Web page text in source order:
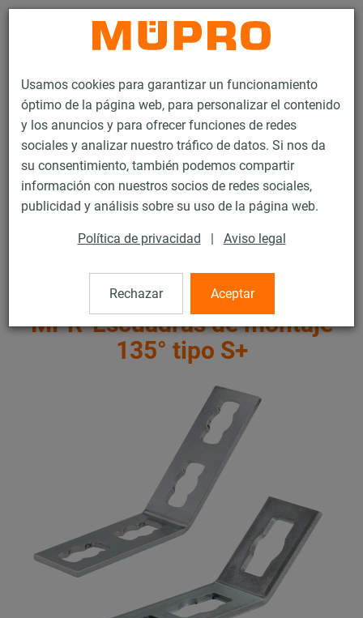
Usamos cookies para garantizar un funcionamiento
óptimo de la página web, para personalizar el contenido
y los anuncios y para ofrecer funciones de redes
sociales y analizar nuestro tráfico de datos. Si nos da
su consentimiento, también podemos compartir
información con nuestros socios de redes sociales,
publicidad y análisis sobre su uso de la página web.
Política de privacidad | Aviso legal
Rechazar Aceptar
Productos Tecnología de soportación
Fijación de ventilación
Carriles de instalación para la fijación de ventilación
MPR-Carriles de instalación (cargas ligeras y medias)
MPR-Escuadras de montaje
135° tipo S+